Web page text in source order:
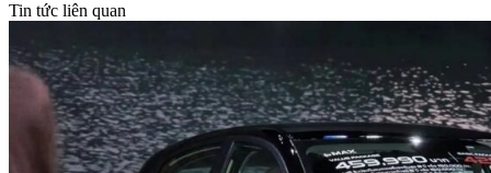
Tin tức liên quan